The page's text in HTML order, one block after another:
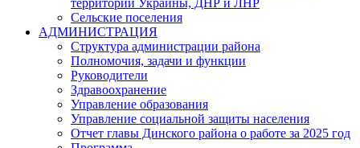
территории Украины, ДНР и ЛНР
Сельские поселения
АДМИНИСТРАЦИЯ
Структура администрации района
Полномочия, задачи и функции
Руководители
Здравоохранение
Управление образования
Управление социальной защиты населения
Отчет главы Динского района о работе за 2025 год